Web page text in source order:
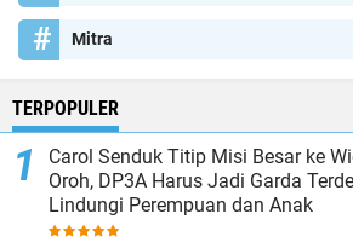
Mitra
TERPOPULER
Carol Senduk Titip Misi Besar ke
Oroh, DP3A Harus Jadi Garda
Lindungi Perempuan dan Anak